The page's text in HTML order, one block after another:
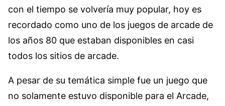
con el tiempo se volvería muy popular, hoy es
recordado como uno de los juegos de arcade de
los años 80 que estaban disponibles en casi
todos los sitios de arcade.
A pesar de su temática simple fue un juego que
no solamente estuvo disponible para el Arcade,